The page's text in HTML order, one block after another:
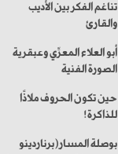
تناغم الفكر بين الأديب
والقارئ
أبو العلاء المعرِّي وعبقرية
الصورة الفنية
حين تكون الحروف ملاذًا
للذاكرة!
بوصلة المسار(برناردينو